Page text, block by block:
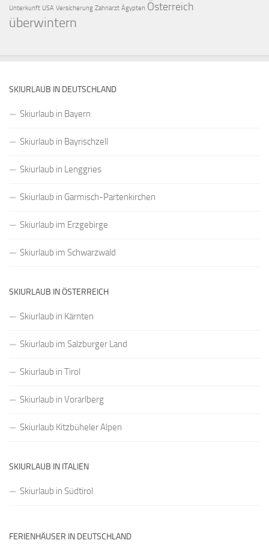
Unterkunft USA Versicherung Zahnarzt Ägypten Österreich
überwintern
SKIURLAUB IN DEUTSCHLAND
Skiurlaub in Bayern
Skiurlaub in Bayrischzell
Skiurlaub in Lenggries
Skiurlaub in Garmisch-Partenkirchen
Skiurlaub im Erzgebirge
Skiurlaub im Schwarzwald
SKIURLAUB IN ÖSTERREICH
Skiurlaub in Kärnten
Skiurlaub im Salzburger Land
Skiurlaub in Tirol
Skiurlaub in Vorarlberg
Skiurlaub Kitzbüheler Alpen
SKIURLAUB IN ITALIEN
Skiurlaub in Südtirol
FERIENHÄUSER IN DEUTSCHLAND